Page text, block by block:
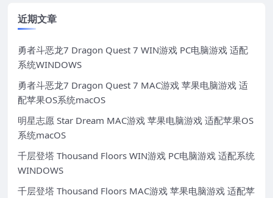
近期文章
勇者斗恶龙7 Dragon Quest 7 WIN游戏 PC电脑游戏 适配
系统WINDOWS
勇者斗恶龙7 Dragon Quest 7 MAC游戏 苹果电脑游戏 适
配苹果OS系统macOS
明星志愿 Star Dream MAC游戏 苹果电脑游戏 适配苹果OS
系统macOS
千层登塔 Thousand Floors WIN游戏 PC电脑游戏 适配系统
WINDOWS
千层登塔 Thousand Floors MAC游戏 苹果电脑游戏 适配苹